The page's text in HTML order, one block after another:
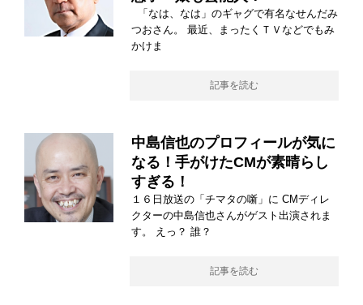
「なは、なは」のギャグで有名なせんだみ
つおさん。 最近、まったくＴＶなどでもみ
かけま
記事を読む
中島信也のプロフィールが気に
なる！手がけたCMが素晴らし
すぎる！
１６日放送の「チマタの噺」に CMディレ
クターの中島信也さんがゲスト出演されま
す。 えっ？ 誰？
記事を読む